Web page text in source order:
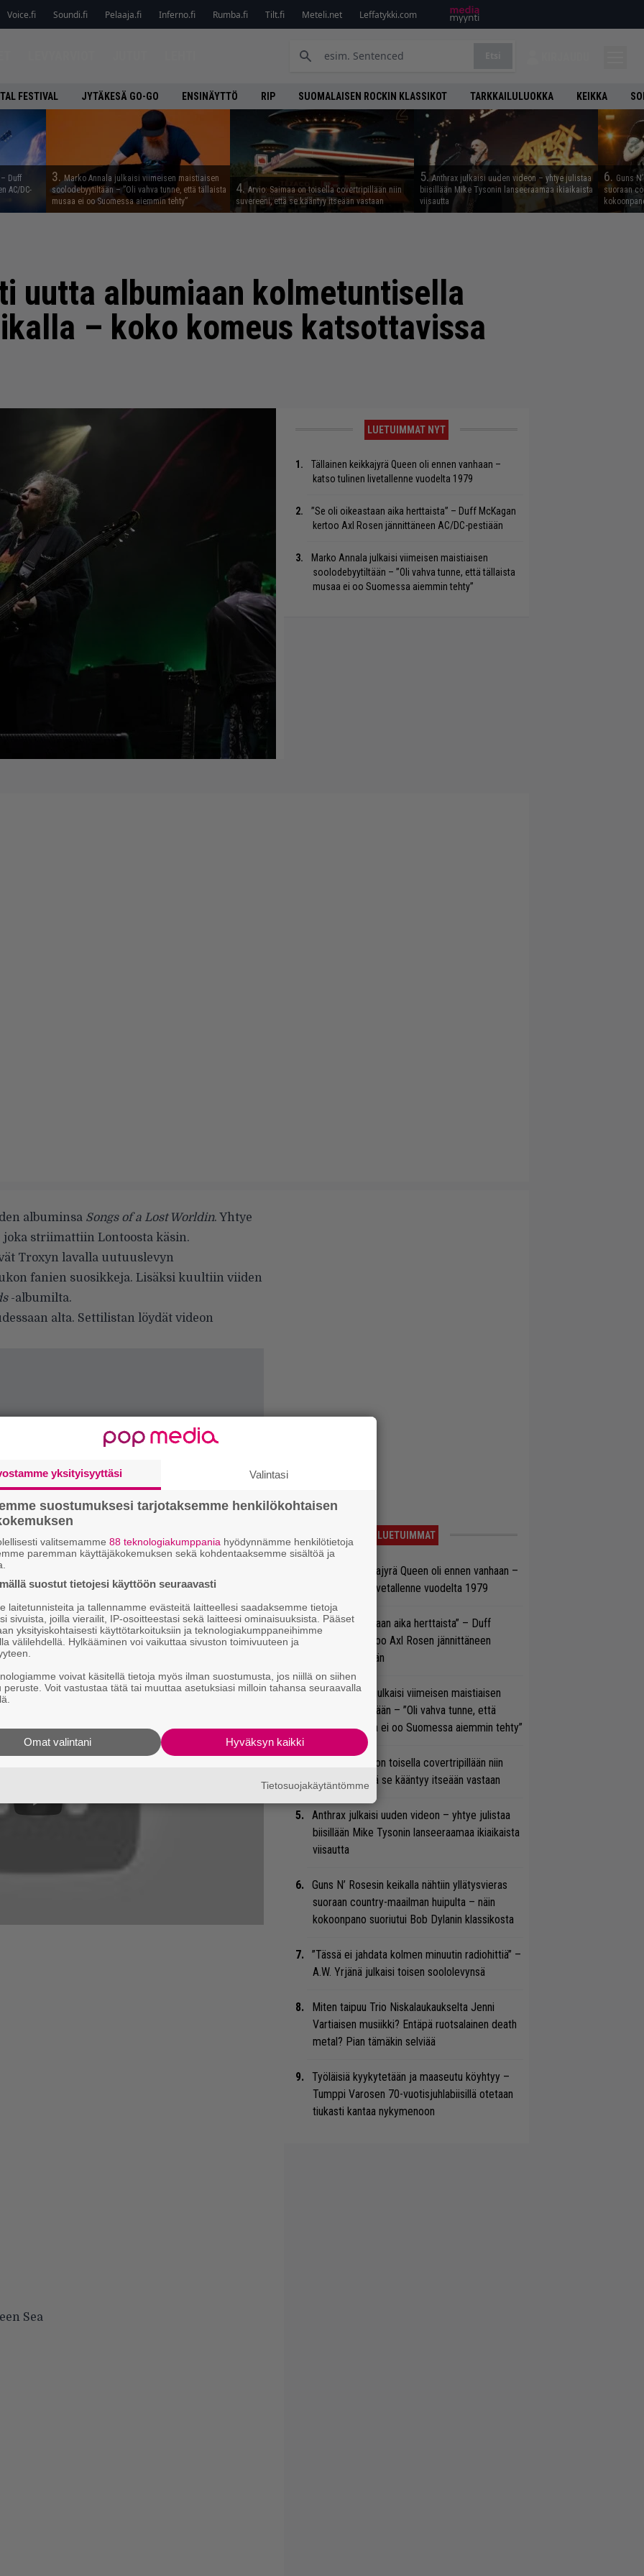
Voice.fi Soundi.fi Pelaaja.fi Inferno.fi Rumba.fi Tilt.fi Meteli.net Leffatykki.com
FESTIVAL JYTÄKESÄ GO-GO ENSINÄYTTÖ RIP SUOMALAISEN ROCKIN KLASSIKOT TARKKAILULUOKKA KEIKKA
Duff
AC/DC-
3. Marko Annala julkaisi viimeisen maistiaisen
soolodebyytiltään – ”Oli vahva tunne, että tällaista
musaa ei oo Suomessa aiemmin tehty”
4. Arvio: Saimaa on toisella covertripillään niin
suvereeni, että se kääntyy itseään vastaan
5.Anthrax julkaisi uuden videon – yhtye julistaa
biisillään Mike Tysonin lanseeraamaa ikiaikaista
viisautta
6. Guns
suoraan
uutta albumiaan kolmetuntisella
– koko komeus katsottavissa
LUETUIMMAT NYT
Tällainen keikkajyrä Queen oli ennen vanhaan –
katso tulinen livetallenne vuodelta 1979
”Se oli oikeastaan aika herttaista” – Duff McKagan
kertoo Axl Rosen jännittäneen AC/DC-pestiään
Marko Annala julkaisi viimeisen maistiaisen
soolodebyytiltään – ”Oli vahva tunne, että tällaista
musaa ei oo Suomessa aiemmin tehty”
albuminsa Songs of a Lost Worldin. Yhtye
striimattiin Lontoosta käsin.
Troxyn lavalla uutuuslevyn
fanien suosikkeja. Lisäksi kuultiin viiden
-albumilta.
alta. Settilistan löydät videon
Sea
LUETUIMMAT
Tällainen keikkajyrä Queen oli ennen vanhaan –
katso tulinen livetallenne vuodelta 1979
”Se oli oikeastaan aika herttaista” – Duff
McKagan kertoo Axl Rosen jännittäneen
AC/DC-pestiään
Marko Annala julkaisi viimeisen maistiaisen
soolodebyytiltään – ”Oli vahva tunne, että
tällaista musaa ei oo Suomessa aiemmin tehty”
Arvio: Saimaa on toisella covertripillään niin
suvereeni, että se kääntyy itseään vastaan
Anthrax julkaisi uuden videon – yhtye julistaa
biisillään Mike Tysonin lanseeraamaa ikiaikaista
viisautta
Guns N’ Rosesin keikalla nähtiin yllätysvieras
suoraan country-maailman huipulta – näin
kokoonpano suoriutui Bob Dylanin klassikosta
”Tässä ei jahdata kolmen minuutin radiohittiä” –
A.W. Yrjänä julkaisi toisen soololevynsä
Miten taipuu Trio Niskalaukaukselta Jenni
Vartiaisen musiikki? Entäpä ruotsalainen death
metal? Pian tämäkin selviää
Työläisiä kyykytetään ja maaseutu köyhtyy –
Tumppi Varosen 70-vuotisjuhlabiisillä otetaan
tiukasti kantaa nykymenoon
yksityisyyttäsi Valintasi
suostumuksesi tarjotaksemme henkilökohtaisen
valitsemamme 88 teknologiakumppania hyödynnämme henkilötietoja
paremman käyttäjäkokemuksen sekä kohdentaaksemme sisältöä ja
suostut tietojesi käyttöön seuraavasti
laitetunnisteita ja tallennamme evästeitä laitteellesi saadaksemme tietoja
sivuista, joilla vierailit, IP-osoitteestasi sekä laitteesi ominaisuuksista. Pääset
yksityiskohtaisesti käyttötarkoituksiin ja teknologiakumppaneihimme
välilehdellä. Hylkääminen voi vaikuttaa sivuston toimivuuteen ja
voivat käsitellä tietoja myös ilman suostumusta, jos niillä on siihen
peruste. Voit vastustaa tätä tai muuttaa asetuksiasi milloin tahansa seuraavalla
Hyväksyn kaikki
Omat valintani
Tietosuojakäytäntömme